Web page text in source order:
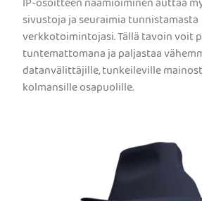
sivustoja ja seuraimia tunnistamasta
verkkotoimintojasi. Tällä tavoin voit
tuntemattomana ja paljastaa
datanvälittäjille, tunkeileville
kolmansille osapuolille.